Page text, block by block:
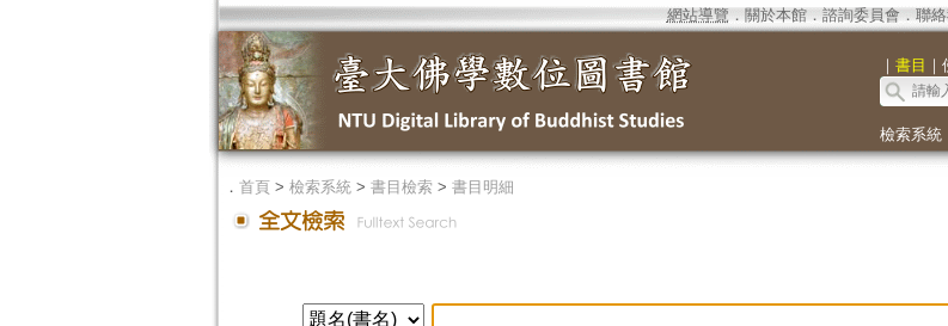
網站導覽 ． 關於本館． 諮詢委員會． 聯
｜ 書目 ｜
檢索系統
． 首頁> 檢索系統> 書目檢索> 書目明細